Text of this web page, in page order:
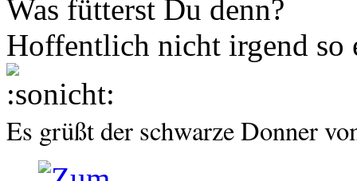
Was fütterst Du denn?
Hoffentlich nicht irgend so
Es grüßt der schwarze Donner